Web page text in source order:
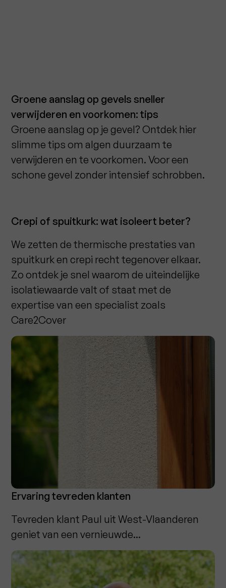
Groene aanslag op gevels sneller
verwijderen en voorkomen: tips
Groene aanslag op je gevel? Ontdek hier
slimme tips om algen duurzaam te
verwijderen en te voorkomen. Voor een
schone gevel zonder intensief schrobben.
Crepi of spuitkurk: wat isoleert beter?
We zetten de thermische prestaties van
spuitkurk en crepi recht tegenover elkaar.
Zo ontdek je snel waarom de uiteindelijke
isolatiewaarde valt of staat met de
expertise van een specialist zoals
Care2Cover
Ervaring tevreden klanten
Tevreden klant Paul uit West-Vlaanderen
geniet van een vernieuwde...